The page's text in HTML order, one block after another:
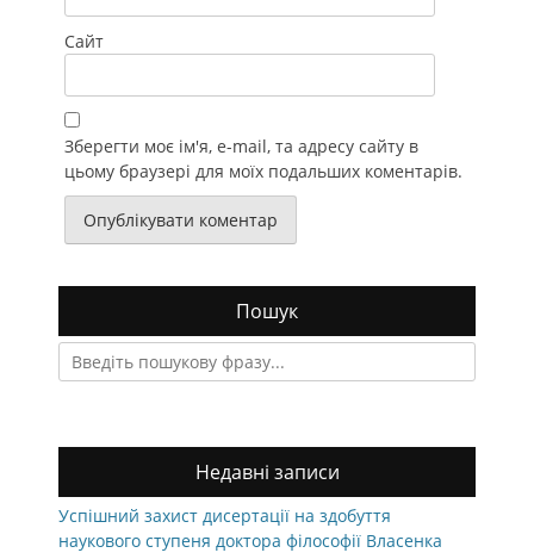
Сайт
Зберегти моє ім'я, e-mail, та адресу сайту в
цьому браузері для моїх подальших коментарів.
Пошук
Search
for:
Недавні записи
Успішний захист дисертації на здобуття
наукового ступеня доктора філософії Власенка